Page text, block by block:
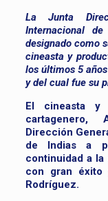
La Junta
Internacional
designado como
cineasta y
los últimos 5
y del cual fue su
El cineasta y
cartagenero,
Dirección
de Indias a
continuidad a
con gran éxito
Rodríguez.